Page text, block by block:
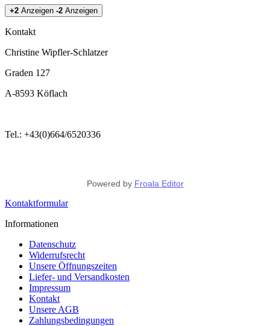
+2 Anzeigen -2 Anzeigen
Kontakt
Christine Wipfler-Schlatzer
Graden 127
A-8593 Köflach
Tel.: +43(0)664/6520336
Powered by Froala Editor
Kontaktformular
Informationen
Datenschutz
Widerrufsrecht
Unsere Öffnungszeiten
Liefer- und Versandkosten
Impressum
Kontakt
Unsere AGB
Zahlungsbedingungen